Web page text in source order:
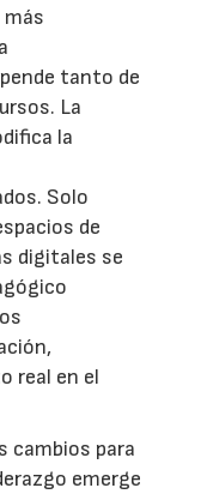
más
tanto de
La
la
Solo
de
digitales se
real en el
cambios para
emerge